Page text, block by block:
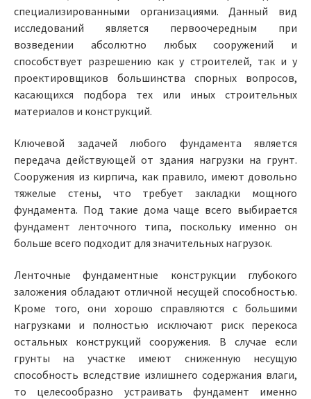
специализированными организациями. Данный вид
исследований является первоочередным при
возведении абсолютно любых сооружений и
способствует разрешению как у строителей, так и у
проектировщиков большинства спорных вопросов,
касающихся подбора тех или иных строительных
материалов и конструкций.
Ключевой задачей любого фундамента является
передача действующей от здания нагрузки на грунт.
Сооружения из кирпича, как правило, имеют довольно
тяжелые стены, что требует закладки мощного
фундамента. Под такие дома чаще всего выбирается
фундамент ленточного типа, поскольку именно он
больше всего подходит для значительных нагрузок.
Ленточные фундаментные конструкции глубокого
заложения обладают отличной несущей способностью.
Кроме того, они хорошо справляются с большими
нагрузками и полностью исключают риск перекоса
остальных конструкций сооружения. В случае если
грунты на участке имеют сниженную несущую
способность вследствие излишнего содержания влаги,
то целесообразно устраивать фундамент именно